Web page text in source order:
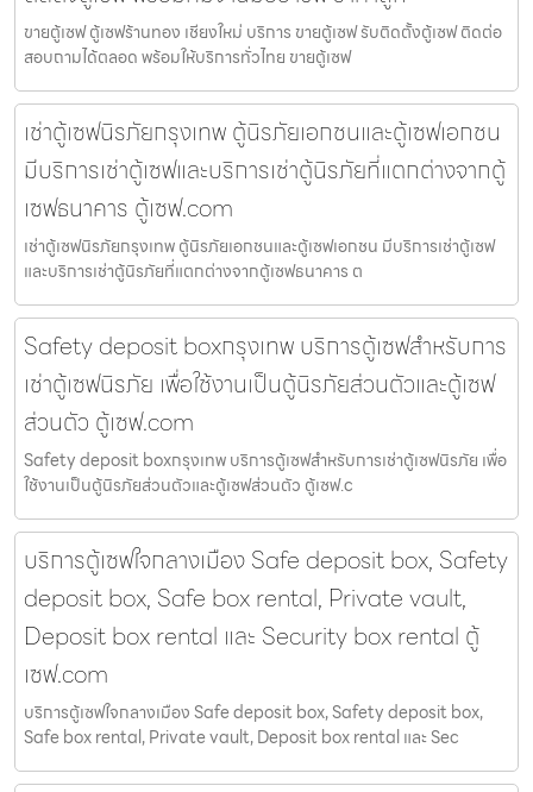
ขายตู้เซฟ ตู้เซฟร้านทอง เชียงใหม่ บริการ ขายตู้เซฟ รับติดตั้งตู้เซฟ ติดต่อ
สอบถามได้ตลอด พร้อมให้บริการทั่วไทย ขายตู้เซฟ
เช่าตู้เซฟนิรภัยกรุงเทพ ตู้นิรภัยเอกชนและตู้เซฟเอกชน
มีบริการเช่าตู้เซฟและบริการเช่าตู้นิรภัยที่แตกต่างจากตู้
เซฟธนาคาร ตู้เซฟ.com
เช่าตู้เซฟนิรภัยกรุงเทพ ตู้นิรภัยเอกชนและตู้เซฟเอกชน มีบริการเช่าตู้เซฟ
และบริการเช่าตู้นิรภัยที่แตกต่างจากตู้เซฟธนาคาร ต
Safety deposit boxกรุงเทพ บริการตู้เซฟสำหรับการ
เช่าตู้เซฟนิรภัย เพื่อใช้งานเป็นตู้นิรภัยส่วนตัวและตู้เซฟ
ส่วนตัว ตู้เซฟ.com
Safety deposit boxกรุงเทพ บริการตู้เซฟสำหรับการเช่าตู้เซฟนิรภัย เพื่อ
ใช้งานเป็นตู้นิรภัยส่วนตัวและตู้เซฟส่วนตัว ตู้เซฟ.c
บริการตู้เซฟใจกลางเมือง Safe deposit box, Safety
deposit box, Safe box rental, Private vault,
Deposit box rental และ Security box rental ตู้
เซฟ.com
บริการตู้เซฟใจกลางเมือง Safe deposit box, Safety deposit box,
Safe box rental, Private vault, Deposit box rental และ Sec